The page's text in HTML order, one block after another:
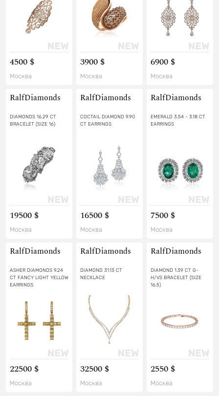
4500 $
Москва
3900 $
Москва
6900 $
Москва
RalfDiamonds
DIAMONDS 16.29 CT
BRACELET (SIZE 16)
19500 $
Москва
RalfDiamonds
COCTAIL DIAMOND 9.90
CT EARRINGS
16500 $
Москва
RalfDiamonds
EMERALD 3.54 - 3.18 CT
EARRINGS
7500 $
Москва
RalfDiamonds
ASHER DIAMONDS 9.24
CT FANCY LIGHT YELLOW
EARRINGS
22500 $
Москва
RalfDiamonds
DIAMOND 31.13 CT
NECKLACE
32500 $
Москва
RalfDiamonds
DIAMOND 1.39 CT G-
H/VS BRACELET (SIZE
16.5)
2550 $
Москва